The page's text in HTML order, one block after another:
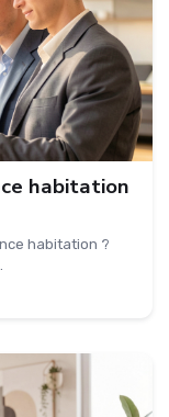
habitation
habitation ?